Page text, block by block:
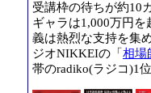
受講枠の待ちが約10
ギャラは1,000万円
義は熱烈な支持を集
ジオNIKKEIの「 相場
帯のradiko(ラジコ)1